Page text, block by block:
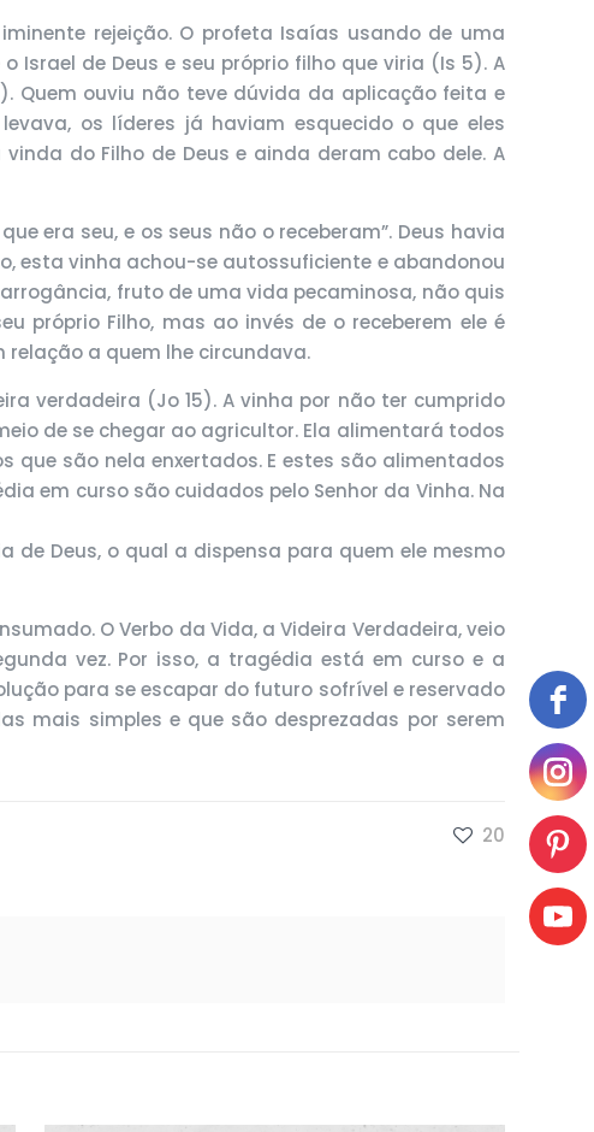
rejeição. O profeta Isaías usando de uma
de Deus e seu próprio filho que viria (Is 5). A
Quem ouviu não teve dúvida da aplicação feita e
os líderes já haviam esquecido o que eles
do Filho de Deus e ainda deram cabo dele. A
era seu, e os seus não o receberam”. Deus havia
esta vinha achou-se autossuficiente e abandonou
fruto de uma vida pecaminosa, não quis
próprio Filho, mas ao invés de o receberem ele é
relação a quem lhe circundava.
verdadeira (Jo 15). A vinha por não ter cumprido
de se chegar ao agricultor. Ela alimentará todos
que são nela enxertados. E estes são alimentados
em curso são cuidados pelo Senhor da Vinha. Na
de Deus, o qual a dispensa para quem ele mesmo
O Verbo da Vida, a Videira Verdadeira, veio
vez. Por isso, a tragédia está em curso e a
para se escapar do futuro sofrível e reservado
mais simples e que são desprezadas por serem
20